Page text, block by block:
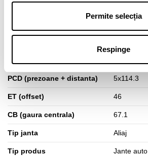
Permite selecția
Respinge
Diametru janta
PCD (prezoane + distanta) 5x114.3
ET (offset) 46
CB (gaura centrala) 67.1
Tip janta Aliaj
Tip produs Jante auto